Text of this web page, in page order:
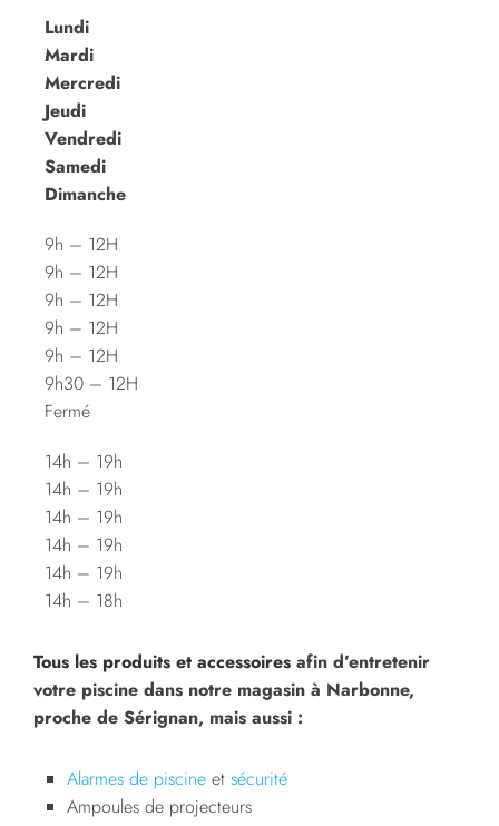
Lundi
Mardi
Mercredi
Jeudi
Vendredi
Samedi
Dimanche
9h – 12H
9h – 12H
9h – 12H
9h – 12H
9h – 12H
9h30 – 12H
Fermé
14h – 19h
14h – 19h
14h – 19h
14h – 19h
14h – 19h
14h – 18h
Tous les produits et accessoires afin d’entretenir
votre piscine dans notre magasin à Narbonne,
proche de Sérignan, mais aussi :
Alarmes de piscine et sécurité
Ampoules de projecteurs